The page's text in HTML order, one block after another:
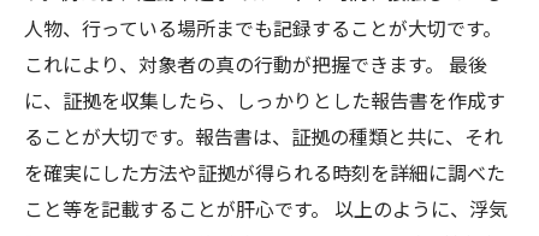
人物、行っている場所までも記録することが大切です。
これにより、対象者の真の行動が把握できます。 最後
に、証拠を収集したら、しっかりとした報告書を作成す
ることが大切です。報告書は、証拠の種類と共に、それ
を確実にした方法や証拠が得られる時刻を詳細に調べた
こと等を記載することが肝心です。 以上のように、浮気